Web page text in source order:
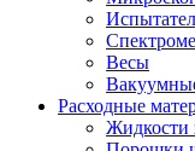
Весы
Расходные
Жидкости